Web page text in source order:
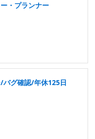
・プランナー
バグ確認/年休125日